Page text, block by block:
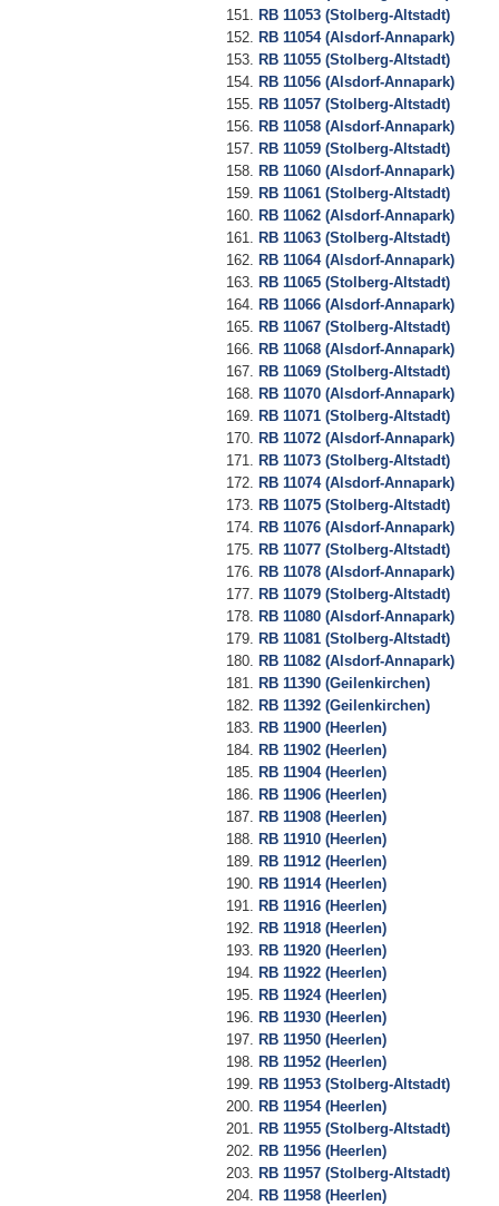
RB 11053 (Stolberg-Altstadt)
RB 11054 (Alsdorf-Annapark)
RB 11055 (Stolberg-Altstadt)
RB 11056 (Alsdorf-Annapark)
RB 11057 (Stolberg-Altstadt)
RB 11058 (Alsdorf-Annapark)
RB 11059 (Stolberg-Altstadt)
RB 11060 (Alsdorf-Annapark)
RB 11061 (Stolberg-Altstadt)
RB 11062 (Alsdorf-Annapark)
RB 11063 (Stolberg-Altstadt)
RB 11064 (Alsdorf-Annapark)
RB 11065 (Stolberg-Altstadt)
RB 11066 (Alsdorf-Annapark)
RB 11067 (Stolberg-Altstadt)
RB 11068 (Alsdorf-Annapark)
RB 11069 (Stolberg-Altstadt)
RB 11070 (Alsdorf-Annapark)
RB 11071 (Stolberg-Altstadt)
RB 11072 (Alsdorf-Annapark)
RB 11073 (Stolberg-Altstadt)
RB 11074 (Alsdorf-Annapark)
RB 11075 (Stolberg-Altstadt)
RB 11076 (Alsdorf-Annapark)
RB 11077 (Stolberg-Altstadt)
RB 11078 (Alsdorf-Annapark)
RB 11079 (Stolberg-Altstadt)
RB 11080 (Alsdorf-Annapark)
RB 11081 (Stolberg-Altstadt)
RB 11082 (Alsdorf-Annapark)
RB 11390 (Geilenkirchen)
RB 11392 (Geilenkirchen)
RB 11900 (Heerlen)
RB 11902 (Heerlen)
RB 11904 (Heerlen)
RB 11906 (Heerlen)
RB 11908 (Heerlen)
RB 11910 (Heerlen)
RB 11912 (Heerlen)
RB 11914 (Heerlen)
RB 11916 (Heerlen)
RB 11918 (Heerlen)
RB 11920 (Heerlen)
RB 11922 (Heerlen)
RB 11924 (Heerlen)
RB 11930 (Heerlen)
RB 11950 (Heerlen)
RB 11952 (Heerlen)
RB 11953 (Stolberg-Altstadt)
RB 11954 (Heerlen)
RB 11955 (Stolberg-Altstadt)
RB 11956 (Heerlen)
RB 11957 (Stolberg-Altstadt)
RB 11958 (Heerlen)